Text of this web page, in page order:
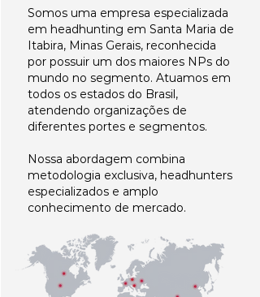
Somos uma empresa especializada
em headhunting em Santa Maria de
Itabira, Minas Gerais, reconhecida
por possuir um dos maiores NPs do
mundo no segmento. Atuamos em
todos os estados do Brasil,
atendendo organizações de
diferentes portes e segmentos.
Nossa abordagem combina
metodologia exclusiva, headhunters
especializados e amplo
conhecimento de mercado.